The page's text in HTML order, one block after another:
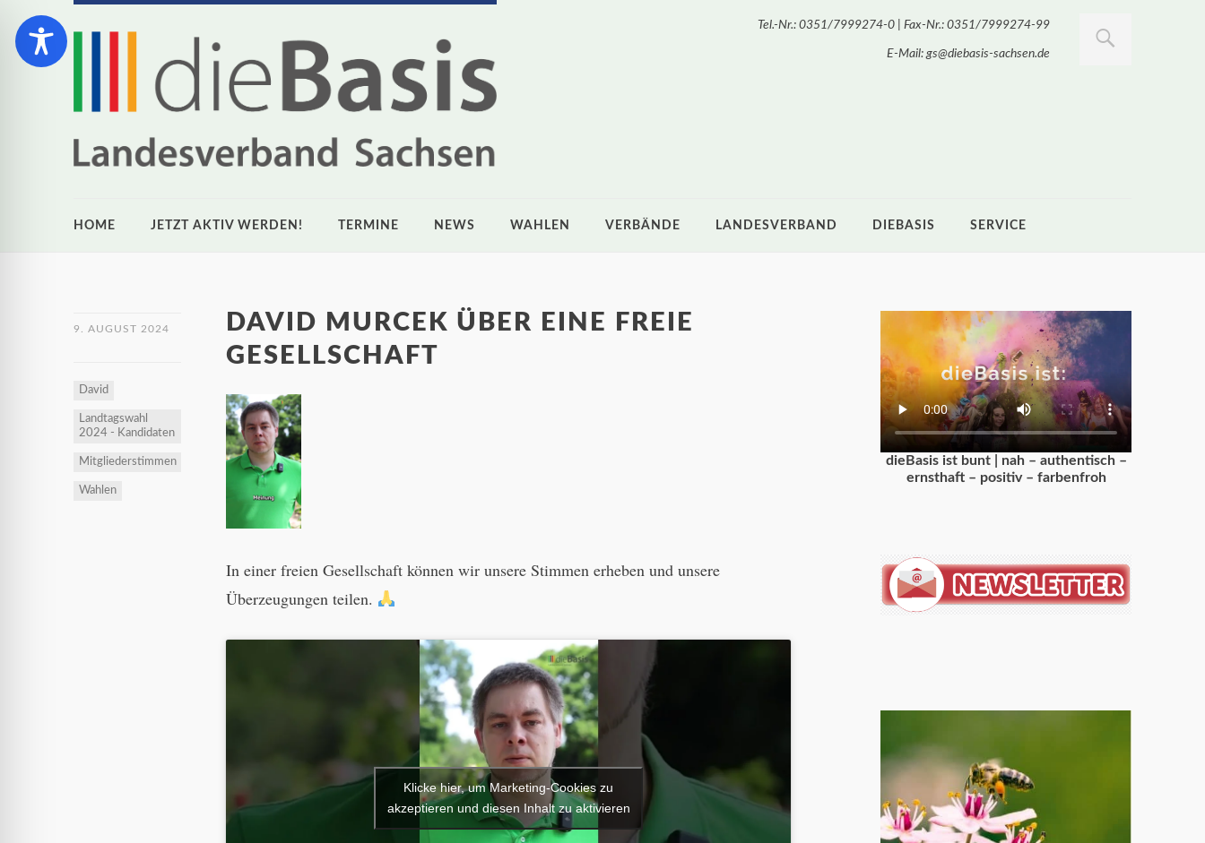
Tel.-Nr.: 0351/7999274-0 | Fax-Nr.: 0351/7999274-99
E-Mail: gs@diebasis-sachsen.de
HOME JETZT AKTIV WERDEN! TERMINE NEWS WAHLEN VERBÄNDE LANDESVERBAND DIEBASIS SERVICE
9. AUGUST 2024
David
Landtagswahl
2024 - Kandidaten
Mitgliederstimmen
Wahlen
DAVID MURCEK ÜBER EINE FREIE
GESELLSCHAFT
In einer freien Gesellschaft können wir unsere Stimmen erheben und unsere
Überzeugungen teilen.
Klicke hier, um Marketing-Cookies zu
akzeptieren und diesen Inhalt zu aktivieren
dieBasis ist bunt | nah – authentisch –
ernsthaft – positiv – farbenfroh